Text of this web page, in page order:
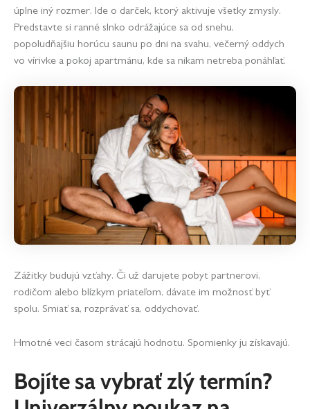
úplne iný rozmer. Ide o darček, ktorý aktivuje všetky zmysly.
Predstavte si ranné slnko odrážajúce sa od snehu,
popoludňajšiu horúcu saunu po dni na svahu, večerný oddych
vo vírivke a pokoj apartmánu, kde sa nikam netreba ponáhľať.
Zážitky budujú vzťahy. Či už darujete pobyt partnerovi,
rodičom alebo blízkym priateľom, dávate im možnosť byť
spolu. Smiať sa, rozprávať sa, oddychovať.
Hmotné veci časom strácajú hodnotu. Spomienky ju získavajú.
Bojíte sa vybrať zlý termín?